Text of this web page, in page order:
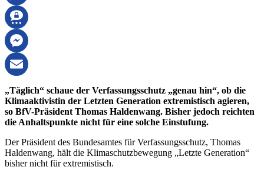
WhatsApp
Threema
Messenger
Email
„Täglich“ schaue der Verfassungsschutz „genau hin“, ob die
Klimaaktivistin der Letzten Generation extremistisch agieren,
so BfV-Präsident Thomas Haldenwang. Bisher jedoch reichten
die Anhaltspunkte nicht für eine solche Einstufung.
Der Präsident des Bundesamtes für Verfassungsschutz, Thomas
Haldenwang, hält die Klimaschutzbewegung „Letzte Generation“
bisher nicht für extremistisch.